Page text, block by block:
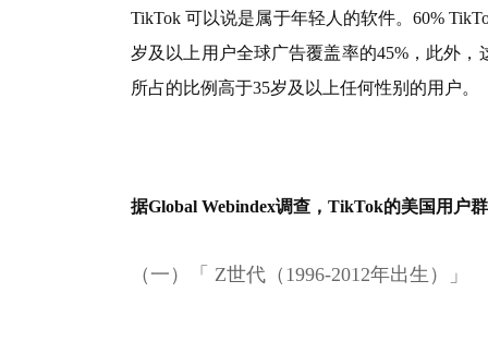
TikTok 可以说是属于年轻人的软件。60%
岁及以上用户全球广告覆盖率的45%，此外
所占的比例高于35岁及以上任何性别的用户。
据Global Webindex调查，TikTok的美国用户
（一）「 Z世代（1996-2012年出生）」